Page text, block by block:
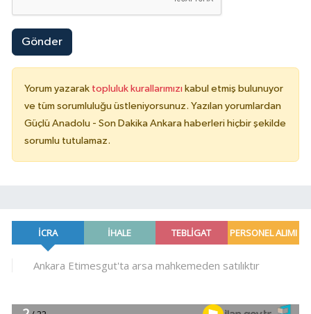
Gönder
Yorum yazarak topluluk kurallarımızı kabul etmiş bulunuyor
ve tüm sorumluluğu üstleniyorsunuz. Yazılan yorumlardan
Güçlü Anadolu - Son Dakika Ankara haberleri hiçbir şekilde
sorumlu tutulamaz.